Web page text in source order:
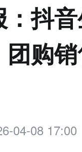
：抖
购
04-08 17:00